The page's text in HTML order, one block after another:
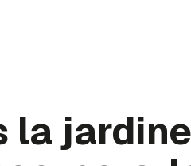
la